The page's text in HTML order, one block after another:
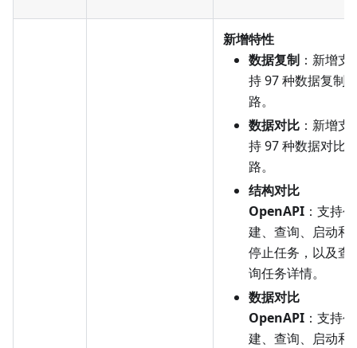
新增特性
数据复制 ：新增支
持 97 种数据复制
路。
数据对比 ：新增支
持 97 种数据对比
路。
结构对比
OpenAPI ：支持创
建、查询、启动和
停止任务，以及查
询任务详情。
数据对比
OpenAPI ：支持创
建、查询、启动和